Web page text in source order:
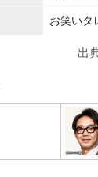
お笑いタ
出